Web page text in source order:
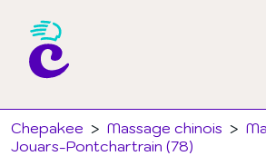
Chepakee > Massage chinois >
Jouars-Pontchartrain (78)
Email